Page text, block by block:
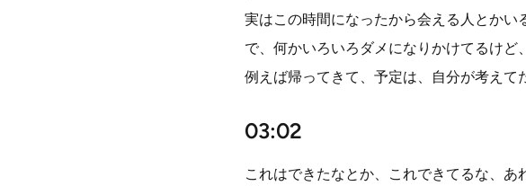
実はこの時間になったから会える人とかい
で、何かいろいろダメになりかけてるけど
例えば帰ってきて、予定は、自分が考えて
03:02
これはできたなとか、これできてるな、